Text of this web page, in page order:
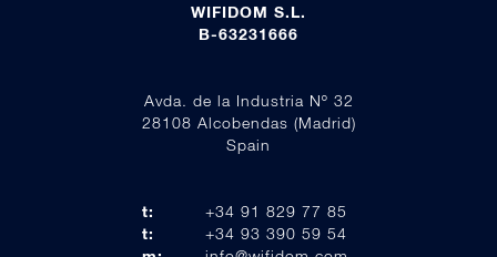
WIFIDOM S.L.
B-63231666
Avda. de la Industria Nº 32
28108 Alcobendas (Madrid)
Spain
t:
+34 91 829 77 85
t:
+34 93 390 59 54